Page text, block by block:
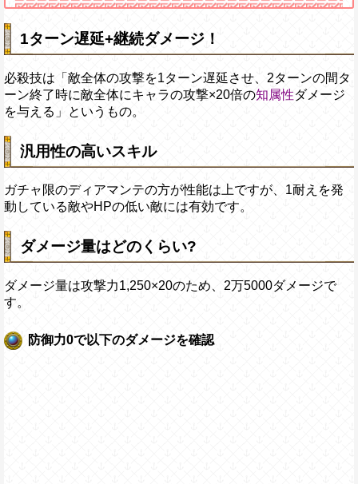
1ターン遅延+継続ダメージ！
必殺技は「敵全体の攻撃を1ターン遅延させ、2ターンの間タ
ーン終了時に敵全体にキャラの攻撃×20倍の知属性ダメージ
を与える」というもの。
汎用性の高いスキル
ガチャ限のディアマンテの方が性能は上ですが、1耐えを発
動している敵やHPの低い敵には有効です。
ダメージ量はどのくらい?
ダメージ量は攻撃力1,250×20のため、2万5000ダメージで
す。
防御力0で以下のダメージを確認